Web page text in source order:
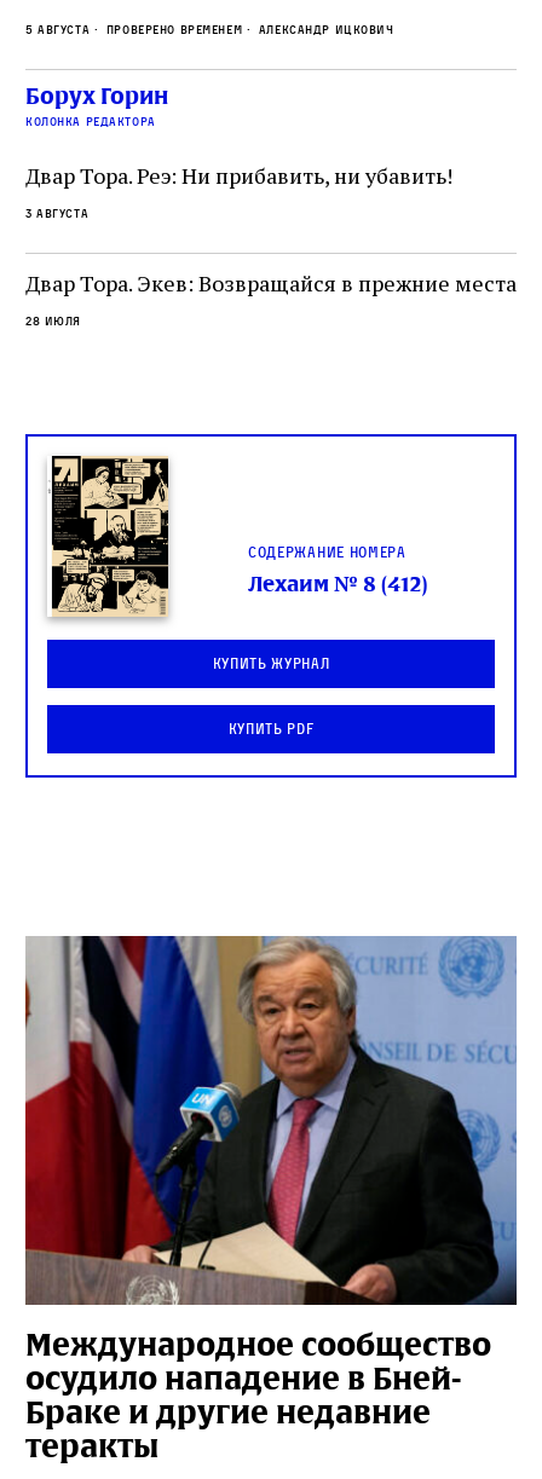
необычайное напряжение и сознательно
отказался приходить к Стене в Тиша бе‑Ав,
чтобы не собирать вокруг себя большое
количество хасидов и жителей города и тем
5 августа Проверено временем Александр Ицкович
Борух Горин
колонка редактора
Двар Тора. Реэ: Ни прибавить, ни убавить!
3 августа
Двар Тора. Экев: Возвращайся в прежние места
28 июля
Содержание номера
Лехаим № 8 (412)
Купить журнал
Купить PDF
Международное сообщество
осудило нападение в Бней-
Браке и другие недавние
теракты